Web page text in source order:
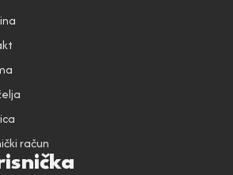
račun